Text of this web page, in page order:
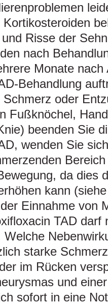
Risse der
nach
Monate nach
Behandlung
oder
Fußknöchel,
beenden Sie
wenden Sie
da dies
kann
Einnahme von
TAD darf
starke
im Rücken
und
sofort in eine